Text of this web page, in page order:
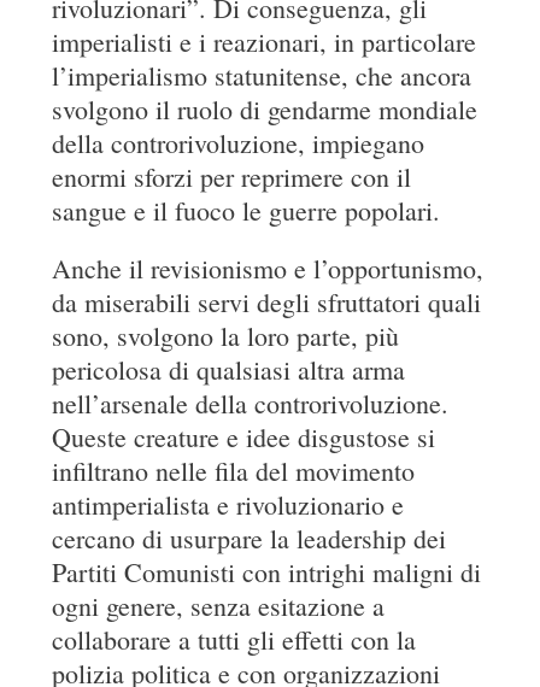
rivoluzionari”. Di conseguenza, gli
imperialisti e i reazionari, in particolare
l’imperialismo statunitense, che ancora
svolgono il ruolo di gendarme mondiale
della controrivoluzione, impiegano
enormi sforzi per reprimere con il
sangue e il fuoco le guerre popolari.
Anche il revisionismo e l’opportunismo,
da miserabili servi degli sfruttatori quali
sono, svolgono la loro parte, più
pericolosa di qualsiasi altra arma
nell’arsenale della controrivoluzione.
Queste creature e idee disgustose si
infiltrano nelle fila del movimento
antimperialista e rivoluzionario e
cercano di usurpare la leadership dei
Partiti Comunisti con intrighi maligni di
ogni genere, senza esitazione a
collaborare a tutti gli effetti con la
polizia politica e con organizzazioni